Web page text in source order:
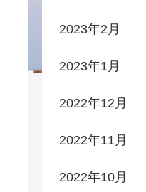
2023年2月
2023年1月
2022年12月
2022年11月
2022年10月